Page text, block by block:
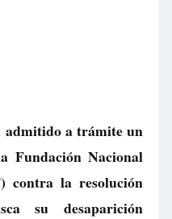
admitido a trámite un
Fundación Nacional
contra la resolución
su desaparición